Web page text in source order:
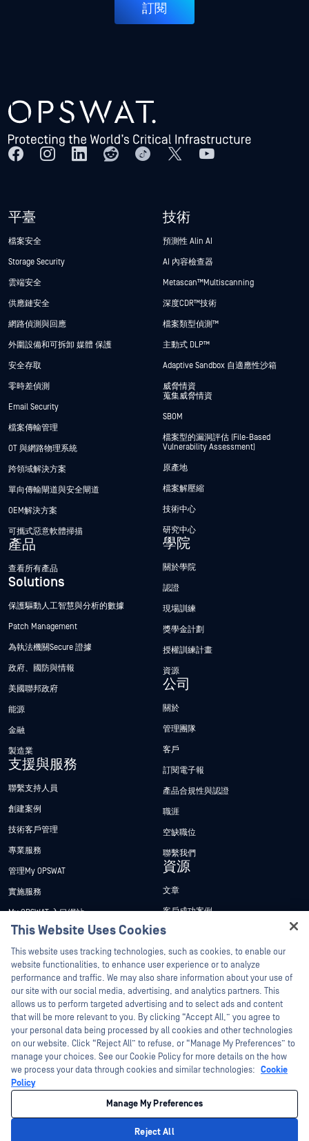
訂閱
平臺
檔案安全
Storage Security
雲端安全
供應鏈安全
網路偵測與回應
外圍設備和可拆卸 媒體 保護
安全存取
零時差偵測
Email Security
檔案傳輸管理
OT 與網路物理系統
跨領域解決方案
單向傳輸閘道與安全閘道
OEM解決方案
可攜式惡意軟體掃描
產品
查看所有產品
Solutions
保護驅動人工智慧與分析的數據
Patch Management
為執法機關Secure 證據
政府、國防與情報
美國聯邦政府
能源
金融
製造業
支援與服務
聯繫支持人員
創建案例
技術客戶管理
專業服務
管理My OPSWAT
實施服務
My OPSWAT 入口網站
技術檔案
訓練
漏洞通報計畫
合作夥伴
認證
技術合作夥伴
管道合作夥伴計劃
技術
預測性 Alin AI
AI 內容檢查器
Metascan™ Multiscanning
深度CDR™技術
檔案類型偵測™
主動式 DLP™
Adaptive Sandbox 自適應性沙箱
威脅情資
蒐集威脅情資
SBOM
檔案型的漏洞評估 (File-Based
Vulnerability Assessment)
原產地
檔案解壓縮
技術中心
研究中心
學院
關於學院
認證
現場訓練
獎學金計劃
授權訓練計畫
資源
公司
關於
管理團隊
客戶
訂閱電子報
產品合規性與認證
職涯
空缺職位
聯繫我們
資源
文章
客戶成功案例
新聞稿
新聞報導
網路研討會
產品型錄
白皮書
免費工具
©2026OPSWAT . 保留所有權利。OPSWAT、MetaDefender、Metascan、
MetaAccess、OPSWAT 、Trust no File. Trust No Device.、OPSWAT 、Protecting the
World's Critical Infrastructure、Deep CDR™ Technology、InQuest、InQuest標誌、
DFI、RetroHunt、Deep File Inspection 及 Join the Hunt 均為OPSWAT 之商標。第三
This Website Uses Cookies
This website uses tracking technologies, such as cookies, to enable our
website functionalities, to enhance user experience or to analyze
performance and traffic. We may also share information about your use of
our site with our social media, advertising, and analytics partners. This
allows us to perform targeted advertising and to select ads and content
that will be more relevant to you. By clicking “Accept All,” you agree to
your personal data being processed by all cookies and other technologies
on our website. Click “Reject All” to refuse, or “Manage My Preferences” to
manage your choices. See our Cookie Policy for more details on the how
we process your data through cookies and similar technologies: Cookie
Policy
Manage My Preferences
Reject All
Hey there!
I'm Ozzy, your OPSWAT virtual assistant.
How can I help you secure what's critical
today?